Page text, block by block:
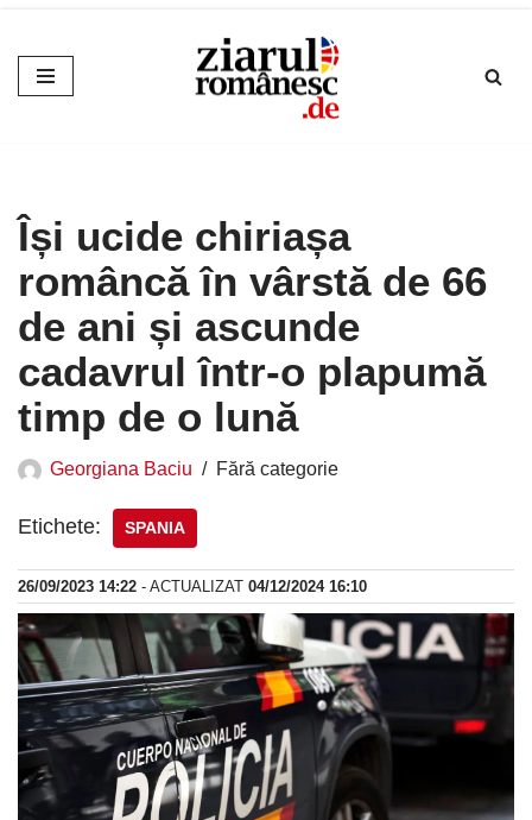
Sari
la
Își ucide chiriașa
româncă în vârstă de 66
de ani și ascunde
cadavrul într-o plapumă
timp de o lună
Georgiana Baciu Fără categorie
Etichete: SPANIA
26/09/2023 14:22 - ACTUALIZAT 04/12/2024 16:10